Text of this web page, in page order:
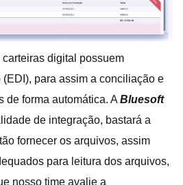
carteiras digital possuem
para assim a conciliação e
de forma automática. A Bluesoft
de integração, bastará a
fornecer os arquivos, assim
para leitura dos arquivos,
nosso time avalie a